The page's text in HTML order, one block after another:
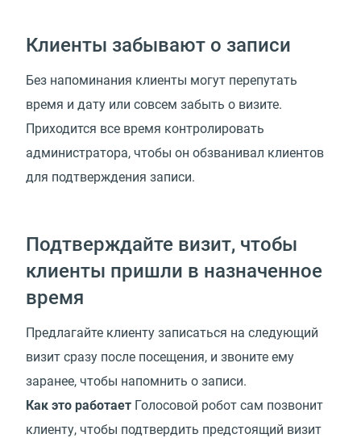
Клиенты забывают о записи
Без напоминания клиенты могут перепутать
время и дату или совсем забыть о визите.
Приходится все время контролировать
администратора, чтобы он обзванивал клиентов
для подтверждения записи.
Подтверждайте визит, чтобы
клиенты пришли в назначенное
время
Предлагайте клиенту записаться на следующий
визит сразу после посещения, и звоните ему
заранее, чтобы напомнить о записи.
Как это работает Голосовой робот сам позвонит
клиенту, чтобы подтвердить предстоящий визит